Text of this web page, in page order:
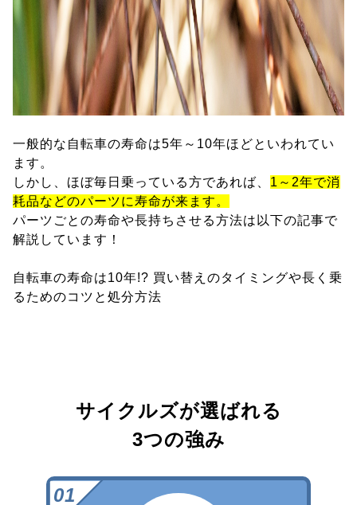
一般的な自転車の寿命は5年～10年ほどといわれてい
ます。
しかし、ほぼ毎日乗っている方であれば、 1～2年で消
耗品などのパーツに寿命が来ます。
パーツごとの寿命や長持ちさせる方法は以下の記事で
解説しています！
自転車の寿命は10年!? 買い替えのタイミングや長く乗
るためのコツと処分方法
サイクルズが選ばれる
3つの強み